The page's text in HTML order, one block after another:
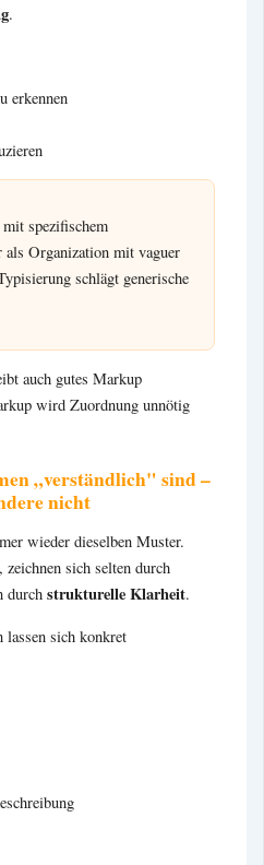
.
erkennen
spezifischem
als Organization mit vaguer
schlägt generische
auch gutes Markup
wird Zuordnung unnötig
„verständlich" sind –
nicht
wieder dieselben Muster.
sich selten durch
durchstrukturelle Klarheit.
lassen sich konkret